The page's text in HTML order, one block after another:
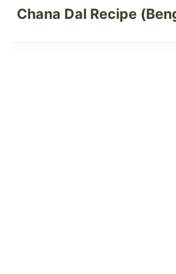
Chana Dal Recipe